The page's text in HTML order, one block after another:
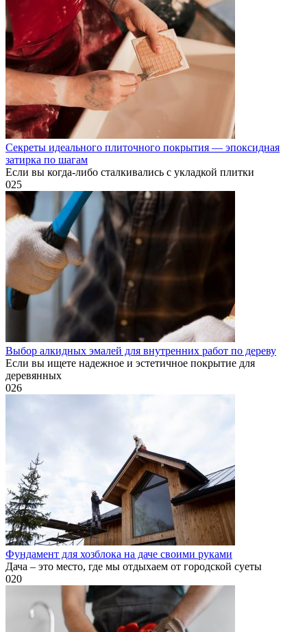
Секреты идеального плиточного покрытия — эпоксидная
затирка по шагам
Если вы когда-либо сталкивались с укладкой плитки
025
Выбор алкидных эмалей для внутренних работ по дереву
Если вы ищете надежное и эстетичное покрытие для
деревянных
026
Фундамент для хозблока на даче своими руками
Дача – это место, где мы отдыхаем от городской суеты
020